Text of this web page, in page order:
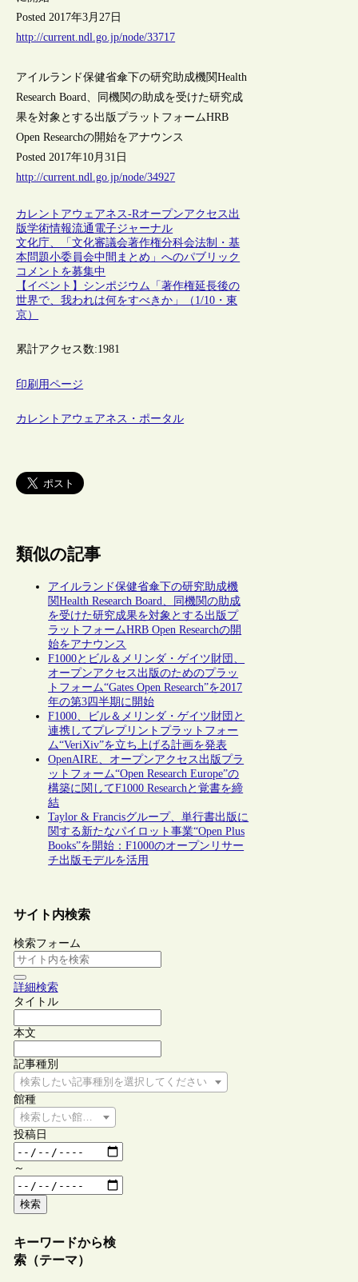
Posted 2017年3月27日
http://current.ndl.go.jp/node/33717
アイルランド保健省傘下の研究助成機関Health
Research Board、同機関の助成を受けた研究成
果を対象とする出版プラットフォームHRB
Open Researchの開始をアナウンス
Posted 2017年10月31日
http://current.ndl.go.jp/node/34927
カレントアウェアネス-Rオープンアクセス出
版学術情報流通 電子ジャーナル
文化庁、「文化審議会著作権分科会法制・基
本問題小委員会中間まとめ」へのパブリック
コメントを募集中
【イベント】シンポジウム「著作権延長後の
世界で、我われは何をすべきか」（1/10・東
京）
累計アクセス数:1981
印刷用ページ
カレントアウェアネス・ポータル
類似の記事
アイルランド保健省傘下の研究助成機
関Health Research Board、同機関の助成
を受けた研究成果を対象とする出版プ
ラットフォームHRB Open Researchの開
始をアナウンス
F1000とビル＆メリンダ・ゲイツ財団、
オープンアクセス出版のためのプラッ
トフォーム“Gates Open Research”を2017
年の第3四半期に開始
F1000、ビル＆メリンダ・ゲイツ財団と
連携してプレプリントプラットフォー
ム“VeriXiv”を立ち上げる計画を発表
OpenAIRE、オープンアクセス出版プラ
ットフォーム“Open Research Europe”の
構築に関してF1000 Researchと覚書を締
結
Taylor & Francisグループ、単行書出版に
関する新たなパイロット事業“Open Plus
Books”を開始：F1000のオープンリサー
チ出版モデルを活用
サイト内検索
検索フォーム
詳細検索
タイトル
本文
記事種別
検索したい記事種別を選択してください
館種
検索したい館種を選択してください
投稿日
～
検索
キーワードから検
索（テーマ）